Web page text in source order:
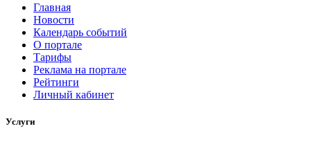
Главная
Новости
Календарь событий
О портале
Тарифы
Реклама на портале
Рейтинги
Личный кабинет
Услуги